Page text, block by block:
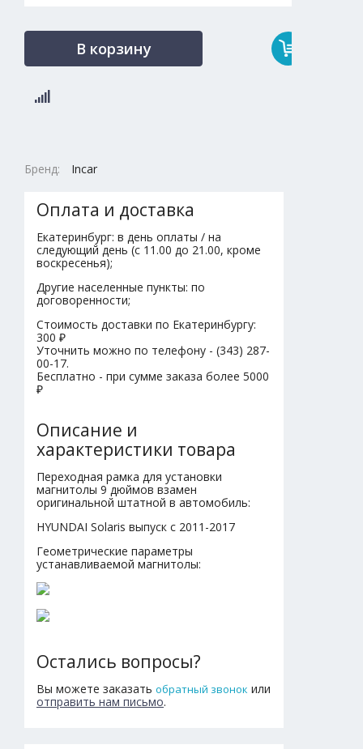
В корзину
Бренд: Incar
Оплата и доставка
Екатеринбург: в день оплаты / на
следующий день (с 11.00 до 21.00, кроме
воскресенья);
Другие населенные пункты: по
договоренности;
Стоимость доставки по Екатеринбургу:
300 ₽
Уточнить можно по телефону - (343) 287-
00-17.
Бесплатно - при сумме заказа более 5000
₽
Описание и
характеристики товара
Переходная рамка для установки
магнитолы 9 дюймов взамен
оригинальной штатной в автомобиль:
HYUNDAI Solaris выпуск с 2011-2017
Геометрические параметры
устанавливаемой магнитолы:
Остались вопросы?
Вы можете заказать обратный звонок или
отправить нам письмо.